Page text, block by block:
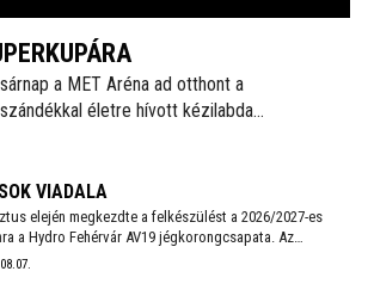
a MET Aréna ad otthont a
életre hívott kézilabda
és a Szeged küzd meg a serlegért. A
felvonultató kézilabdaünnepre jegyek már
VIADALA
elején megkezdte a felkészülést a 2026/2027-es
a Hydro Fehérvár AV19 jégkorongcsapata. Az
részt vesz a FEHA19 hat fiatalja is, akik közül a